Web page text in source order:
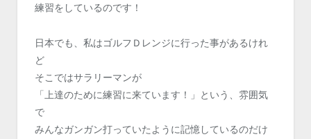
練習をしているのです！
日本でも、私はゴルフＤレンジに行った事があるけれ
ど
そこではサラリーマンが
「上達のために練習に来ています！」という、雰囲気
で
みんなガンガン打っていたように記憶しているのだけ